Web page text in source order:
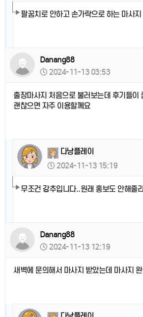
팔꿈치로 안하고 손가락으로 하는 마사지
Danang88
2024-11-13 03:53
출장마사지 처음으로 불러보는데 후기들이
괜찮으면 자주 이용할께요
다낭플레이
2024-11-13 15:19
무조건 강추입니다..원래 홍보도 안해줄
Danang88
2024-11-13 12:19
새벽에 문의해서 마사지 받았는데 마사지